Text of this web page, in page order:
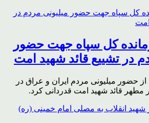
کل سپاه جهت حضور
در تشییع قائد شهید امت
حضور میلیونی مردم ایران و عراق در
مطهر قائد شهید امت قدردانی کرد.